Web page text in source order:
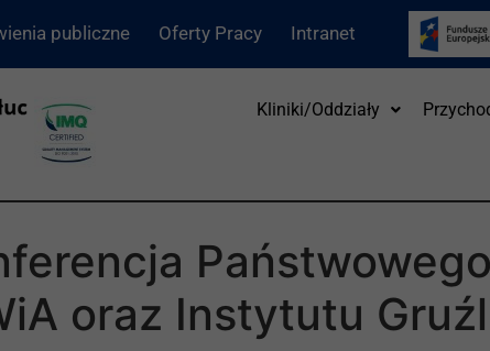
publiczne Oferty Pracy Intranet
Kliniki/Oddziały
oraz Instytutu